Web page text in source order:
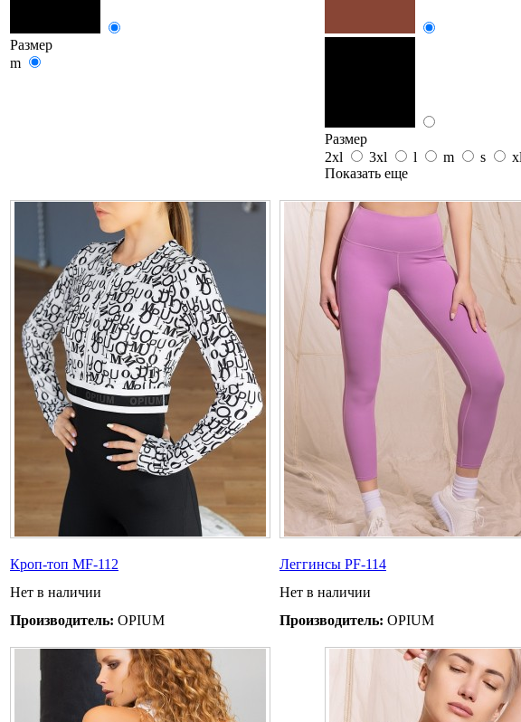
Размер
m
Размер
2xl
3xl l m s xl
Показать еще
Кроп-топ MF-112
Нет в наличии
Производитель: OPIUM
Леггинсы PF-114
Нет в наличии
Производитель: OPIUM